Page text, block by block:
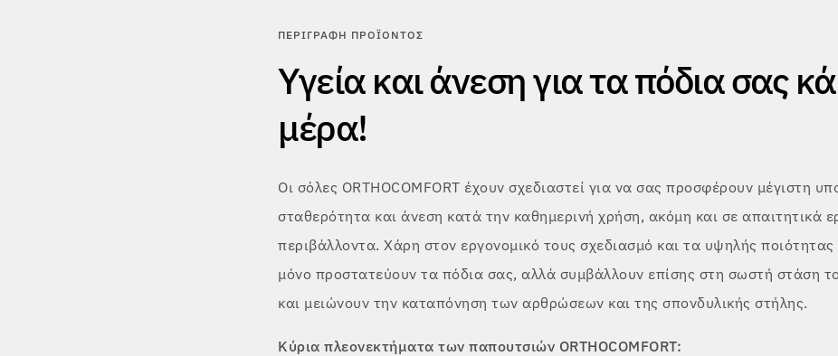
ΠΕΡΙΓΡΑΦΉ ΠΡΟΪΌΝΤΟΣ
Υγεία και άνεση για τα πόδια σας
μέρα!
Οι σόλες ORTHOCOMFORT έχουν σχεδιαστεί για να σας προσφέρουν μέγιστη
σταθερότητα και άνεση κατά την καθημερινή χρήση, ακόμη και σε απαιτητικά
περιβάλλοντα. Χάρη στον εργονομικό τους σχεδιασμό και τα υψηλής ποιότητας
μόνο προστατεύουν τα πόδια σας, αλλά συμβάλλουν επίσης στη σωστή στάση
και μειώνουν την καταπόνηση των αρθρώσεων και της σπονδυλικής στήλης.
Κύρια πλεονεκτήματα των παπουτσιών ORTHOCOMFORT: